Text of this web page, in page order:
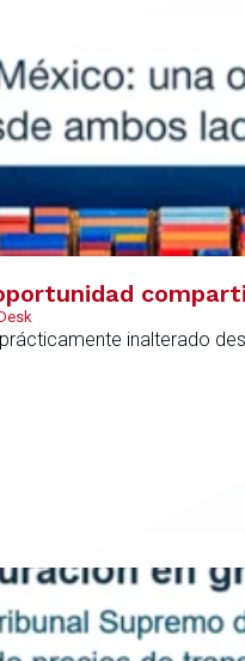
inalterado